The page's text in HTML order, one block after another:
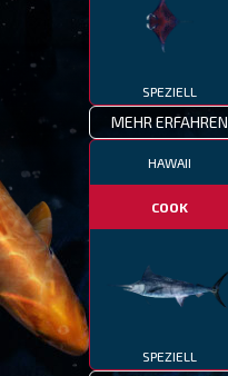
SPEZIELL
MEHR ERFAHREN
HAWAII
COOK
SPEZIELL